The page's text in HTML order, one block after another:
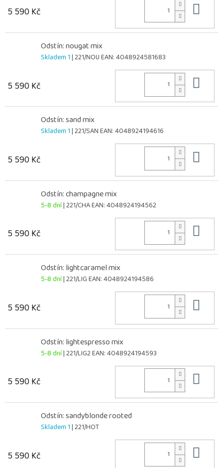
5 590 Kč
Odstín: nougat mix
Skladem 1| 221/NOUEAN:4048924581683
5 590 Kč
Odstín: sand mix
Skladem 1| 221/SANEAN:4048924194616
5 590 Kč
Odstín: champagne mix
5-8 dní| 221/CHAEAN:4048924194562
5 590 Kč
Odstín: lightcaramel mix
5-8 dní| 221/LIGEAN:4048924194586
5 590 Kč
Odstín: lightespresso mix
5-8 dní| 221/LIG2EAN:4048924194593
5 590 Kč
Odstín: sandyblonde rooted
Skladem 1| 221/HOT
5 590 Kč